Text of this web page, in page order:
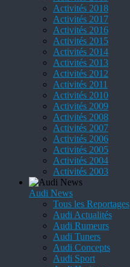
Activités 2018
Activités 2017
Activités 2016
Activités 2015
Activités 2014
Activités 2013
Activités 2012
Activités 2011
Activités 2010
Activités 2009
Activités 2008
Activités 2007
Activités 2006
Activités 2005
Activités 2004
Activités 2003
Audi News
Tous les Reportages
Audi Actualités
Audi Rumeurs
Audi Tuners
Audi Concepts
Audi Sport